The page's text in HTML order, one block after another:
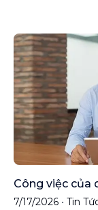
Công việc của
7/17/2026 • Tin